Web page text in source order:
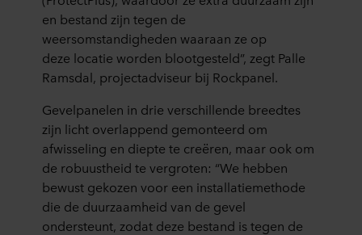
en bestand zijn tegen de
weersomstandigheden waaraan ze op
deze locatie worden blootgesteld”, zegt Palle
Ramsdal, projectadviseur bij Rockpanel.
Gevelpanelen in drie verschillende breedtes
zijn licht overlappend gemonteerd om
afwisseling en diepte te creëren, maar ook om
de robuustheid te vergroten: “We hebben
bewust gekozen voor een installatiemethode
die de duurzaamheid van de gevel
ondersteunt, zodat deze bestand is tegen de